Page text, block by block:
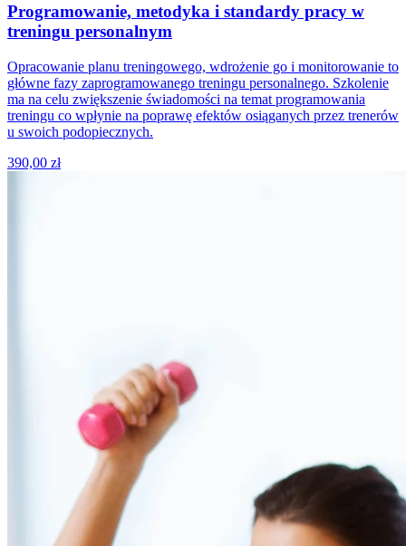
Programowanie, metodyka i standardy pracy w
treningu personalnym
Opracowanie planu treningowego, wdrożenie go i monitorowanie to
główne fazy zaprogramowanego treningu personalnego. Szkolenie
ma na celu zwiększenie świadomości na temat programowania
treningu co wpłynie na poprawę efektów osiąganych przez trenerów
u swoich podopiecznych.
390,00 zł